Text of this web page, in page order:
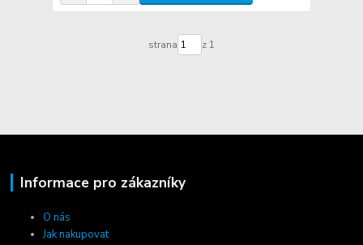
strana z 1
Informace pro zákazníky
O nás
Jak nakupovat